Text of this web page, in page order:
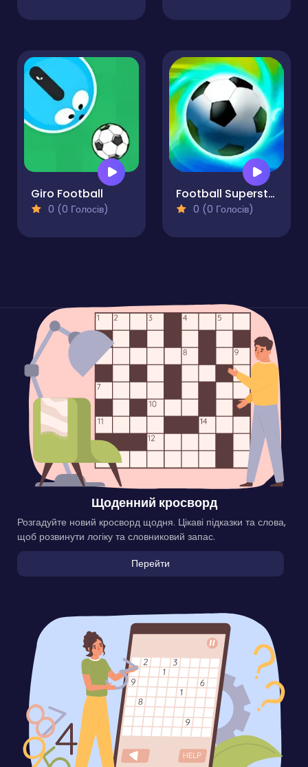
Giro Football
0 (0 Голосів)
Football Superstars 2022
0 (0 Голосів)
Щоденний кросворд
Розгадуйте новий кросворд щодня. Цікаві підказки та слова,
щоб розвинути логіку та словниковий запас.
Перейти